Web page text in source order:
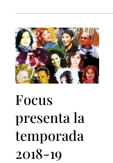
Focus
presenta la
temporada
2018-19